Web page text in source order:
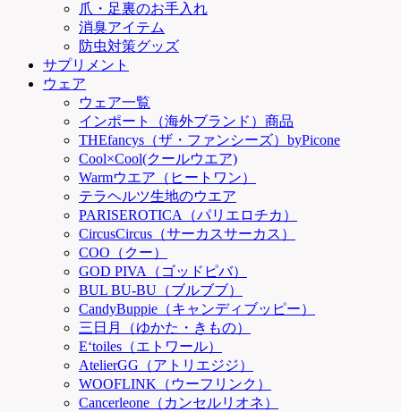
爪・足裏のお手入れ
消臭アイテム
防虫対策グッズ
サプリメント
ウェア
ウェア一覧
インポート（海外ブランド）商品
THEfancys（ザ・ファンシーズ）byPicone
Cool×Cool(クールウエア)
Warmウエア（ヒートワン）
テラヘルツ生地のウエア
PARISEROTICA（パリエロチカ）
CircusCircus（サーカスサーカス）
COO（クー）
GOD PIVA（ゴッドピバ）
BUL BU-BU（ブルブブ）
CandyBuppie（キャンディブッピー）
三日月（ゆかた・きもの）
E‘toiles（エトワール）
AtelierGG（アトリエジジ）
WOOFLINK（ウーフリンク）
Cancerleone（カンセルリオネ）